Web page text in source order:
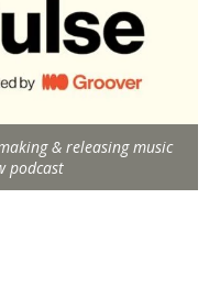
& releasing music
podcast